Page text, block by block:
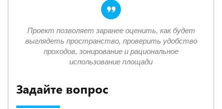
Задайте вопрос
Проект позволяет заранее оценить, как будет
выглядеть пространство, проверить удобство
проходов, зонирование и рациональное
использование площади